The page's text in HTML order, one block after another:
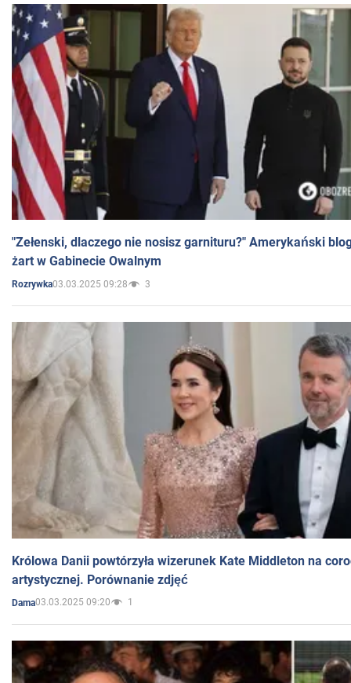
"Zełenski, dlaczego nie nosisz garnituru?" Amerykański
żart w Gabinecie Owalnym
Rozrywka03.03.2025 09:28 3
Królowa Danii powtórzyła wizerunek Kate Middleton na
artystycznej. Porównanie zdjęć
Dama03.03.2025 09:20 1